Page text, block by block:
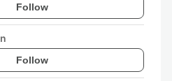
Follow
Follow